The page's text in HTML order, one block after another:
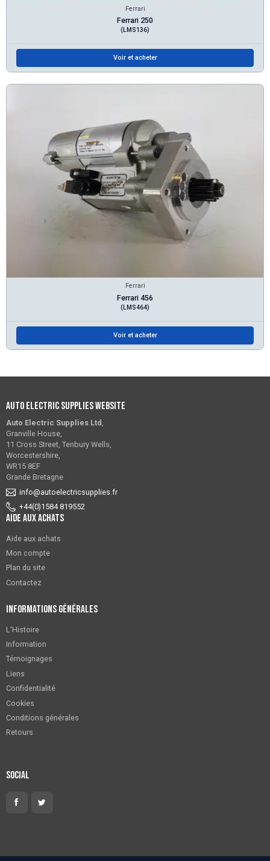
Ferrari
Ferrari 250
(LMS136)
Voir et acheter
Ferrari
Ferrari 456
(LMS464)
Voir et acheter
Auto Electric Supplies Website
Auto Electric Supplies Ltd ,
Granville House,
11 Cross Street, Tenbury Wells,
Worcestershire,
WR15 8EF
Grande Bretagne
info@autoelectricsupplies.fr
+44(0)1584 819552
Aide aux achats
Aide aux achats
Mon compte
Plan du site
Contactez
Informations générales
L'Histoire
Information
Témoignages
Liens
Confidentialité
Cookies
Conditions générales
Retours
Social